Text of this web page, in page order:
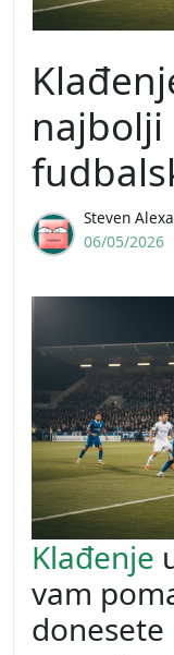
najbolji
Steven
06/05/2026
Klađenje
vam